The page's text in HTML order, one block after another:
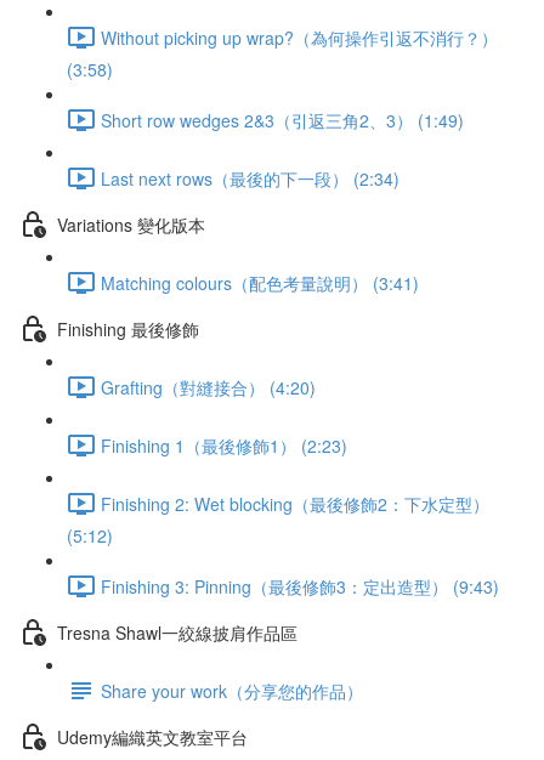
Without picking up wrap?（為何操作引返不消行？）
(3:58)
Short row wedges 2&3（引返三角2、3） (1:49)
Last next rows（最後的下一段） (2:34)
Variations 變化版本
Matching colours（配色考量說明） (3:41)
Finishing 最後修飾
Grafting（對縫接合） (4:20)
Finishing 1（最後修飾1） (2:23)
Finishing 2: Wet blocking（最後修飾2：下水定型）
(5:12)
Finishing 3: Pinning（最後修飾3：定出造型） (9:43)
Tresna Shawl一絞線披肩作品區
Share your work（分享您的作品）
Udemy編織英文教室平台